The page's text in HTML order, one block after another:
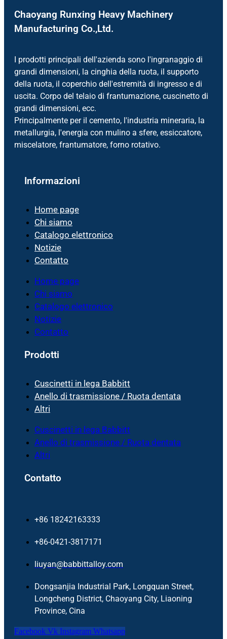
Chaoyang Runxing Heavy Machinery
Manufacturing Co.,Ltd.
I prodotti principali dell'azienda sono l'ingranaggio di
grandi dimensioni, la cinghia della ruota, il supporto
della ruota, il coperchio dell'estremità di ingresso e di
uscita. Corpo del telaio di frantumazione, cuscinetto di
grandi dimensioni, ecc.
Principalmente per il cemento, l'industria mineraria, la
metallurgia, l'energia con mulino a sfere, essiccatore,
miscelatore, frantumatore, forno rotativo.
Informazioni
Home page
Chi siamo
Catalogo elettronico
Notizie
Contatto
Home page
Chi siamo
Catalogo elettronico
Notizie
Contatto
Prodotti
Cuscinetti in lega Babbitt
Anello di trasmissione / Ruota dentata
Altri
Cuscinetti in lega Babbitt
Anello di trasmissione / Ruota dentata
Altri
Contatto
+86 18242163333
+86-0421-3817171
liuyan@babbittalloy.com
Dongsanjia Industrial Park, Longquan Street,
Longcheng District, Chaoyang City, Liaoning
Province, Cina
Facebook Vk Instagram Whatsapp